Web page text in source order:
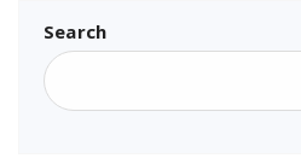
Search